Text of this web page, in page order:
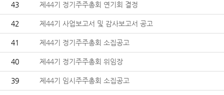
43 제44기 정기주주총회 연기회 결정
42 제44기 사업보고서 및 감사보고서 공고
41 제44기 정기주주총회 소집공고
40 제44기 정기주주총회 위임장
39 제44기 임시주주총회 소집공고